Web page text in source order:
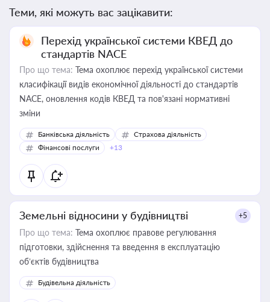
Теми, які можуть вас зацікавити:
Перехід української системи КВЕД до
стандартів NACE
Про що тема: Тема охоплює перехід української системи
класифікації видів економічної діяльності до стандартів
NACE, оновлення кодів КВЕД та пов'язані нормативні
зміни
Банківська діяльність
Страхова діяльність
Фінансові послуги
+13
Земельні відносини у будівництві +5
Про що тема: Тема охоплює правове регулювання
підготовки, здійснення та введення в експлуатацію
об’єктів будівництва
Будівельна діяльність